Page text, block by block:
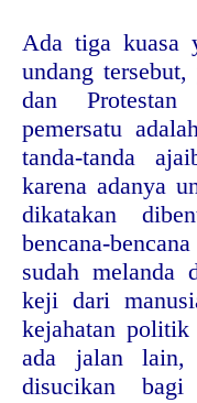
Ada tiga kuasa
undang
dan
pemersatu
tanda-tanda
karena adanya
dikatakan
bencana-
sudah melanda
keji dari
kejahatan
ada jalan
disucikan